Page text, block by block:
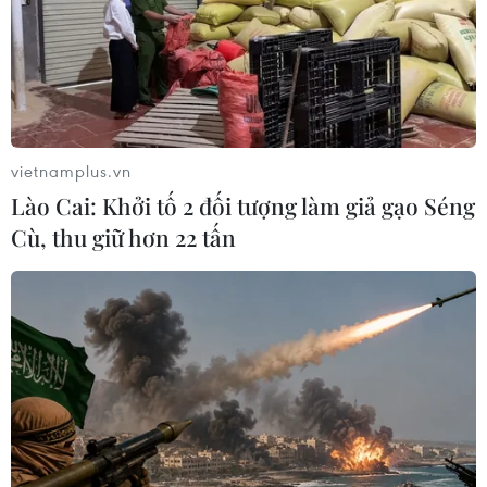
Quốc
06/08/2026 07:34
Làn sóng tấn công mạng nhằm vào
các quỹ đầu cơ lớn của Mỹ
06/08/2026 06:47
Đồng USD trước bước ngoặt do đồng
yen mạnh lên và số liệu việc làm Mỹ
06/08/2026 05:14
Lãi suất ngân hàng ngày 6/8: Kỳ hạn
3 tháng đang được mức lãi suất tối đa
vietnamplus.vn
Lào Cai: Khởi tố 2 đối tượng làm giả gạo Séng
Cù, thu giữ hơn 22 tấn